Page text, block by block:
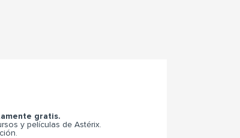
gratis.
y películas de Astérix.